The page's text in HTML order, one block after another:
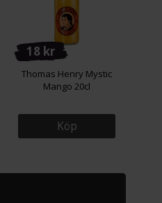
18 kr
Thomas Henry Mystic
Mango 20cl
Köp